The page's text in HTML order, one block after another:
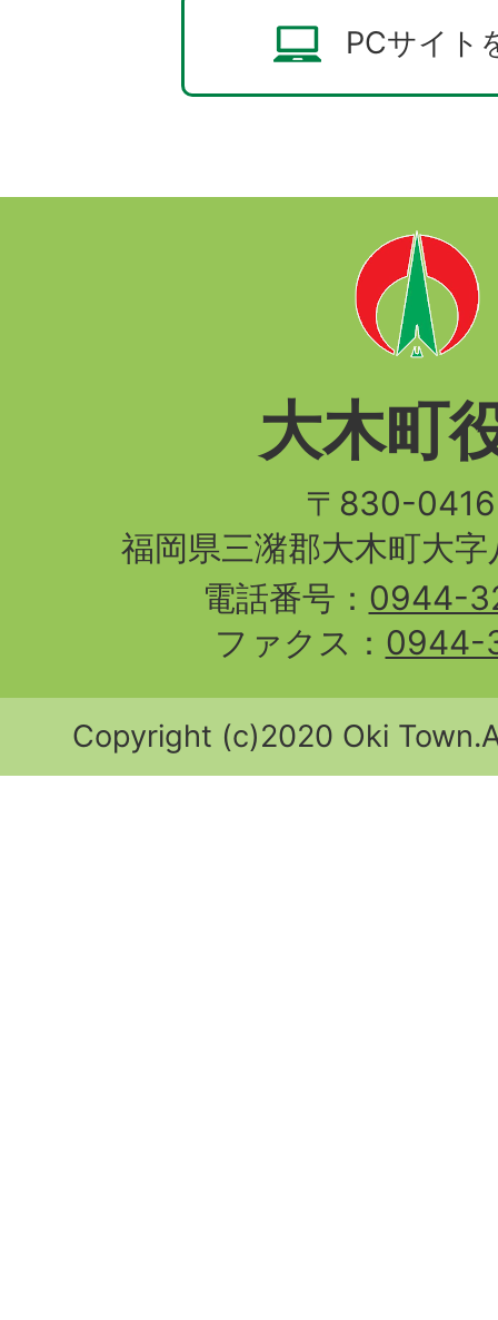
PCサイト
大木町
〒830-
福岡県三潴郡大木町大
電話番号： 0944-
ファクス： 0944-
Copyright (c)2020 Oki